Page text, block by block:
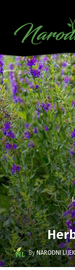
By NARODNI LIJEK